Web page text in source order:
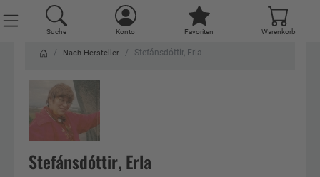
Suche Konto Favoriten Warenkorb
Nach Hersteller Stefánsdóttir, Erla
Stefánsdóttir, Erla